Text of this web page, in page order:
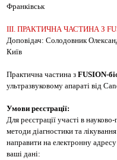
Франківськ
ІІІ. ПРАКТИЧНА ЧАСТИНА З
Доповідач: Солодовник
Київ
Практична частина з FUSION-
ультразвуковому апараті від
Умови реєстрації:
Для реєстрації участі в
методи діагностики та
направити на електронну
ваші дані: